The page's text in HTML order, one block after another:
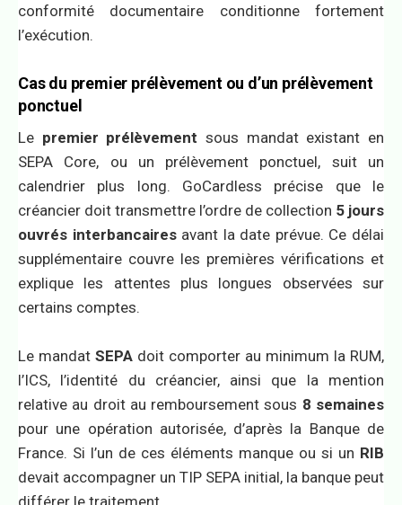
conformité documentaire conditionne fortement
l’exécution.
Cas du premier prélèvement ou d’un prélèvement
ponctuel
Le premier prélèvement sous mandat existant en
SEPA Core, ou un prélèvement ponctuel, suit un
calendrier plus long. GoCardless précise que le
créancier doit transmettre l’ordre de collection 5 jours
ouvrés interbancairesavant la date prévue. Ce délai
supplémentaire couvre les premières vérifications et
explique les attentes plus longues observées sur
certains comptes.
Le mandat SEPA doit comporter au minimum la RUM,
l’ICS, l’identité du créancier, ainsi que la mention
relative au droit au remboursement sous 8 semaines
pour une opération autorisée, d’après la Banque de
France. Si l’un de ces éléments manque ou si un RIB
devait accompagner un TIP SEPA initial, la banque peut